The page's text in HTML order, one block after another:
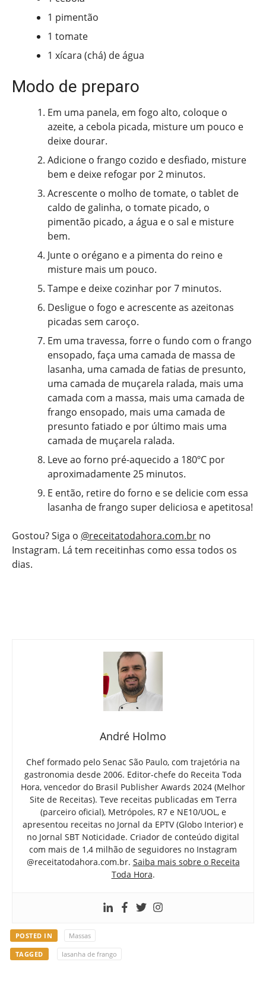
1 pimentão
1 tomate
1 xícara (chá) de água
Modo de preparo
Em uma panela, em fogo alto, coloque o
azeite, a cebola picada, misture um pouco e
deixe dourar.
Adicione o frango cozido e desfiado, misture
bem e deixe refogar por 2 minutos.
Acrescente o molho de tomate, o tablet de
caldo de galinha, o tomate picado, o
pimentão picado, a água e o sal e misture
bem.
Junte o orégano e a pimenta do reino e
misture mais um pouco.
Tampe e deixe cozinhar por 7 minutos.
Desligue o fogo e acrescente as azeitonas
picadas sem caroço.
Em uma travessa, forre o fundo com o frango
ensopado, faça uma camada de massa de
lasanha, uma camada de fatias de presunto,
uma camada de muçarela ralada, mais uma
camada com a massa, mais uma camada de
frango ensopado, mais uma camada de
presunto fatiado e por último mais uma
camada de muçarela ralada.
Leve ao forno pré-aquecido a 180ºC por
aproximadamente 25 minutos.
E então, retire do forno e se delicie com essa
lasanha de frango super deliciosa e apetitosa!
Gostou? Siga o @receitatodahora.com.br no
Instagram. Lá tem receitinhas como essa todos os
dias.
André Holmo
Chef formado pelo Senac São Paulo, com trajetória na
gastronomia desde 2006. Editor-chefe do Receita Toda
Hora, vencedor do Brasil Publisher Awards 2024 (Melhor
Site de Receitas). Teve receitas publicadas em Terra
(parceiro oficial), Metrópoles, R7 e NE10/UOL, e
apresentou receitas no Jornal da EPTV (Globo Interior) e
no Jornal SBT Noticidade. Criador de conteúdo digital
com mais de 1,4 milhão de seguidores no Instagram
@receitatodahora.com.br. Saiba mais sobre o Receita
Toda Hora.
POSTED IN Massas
TAGGED lasanha de frango